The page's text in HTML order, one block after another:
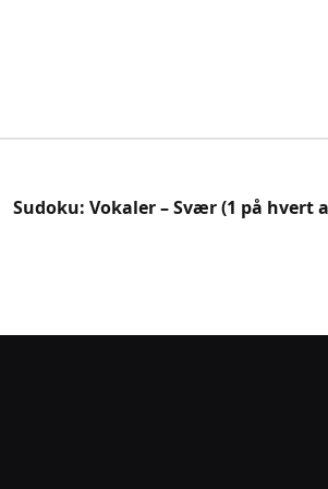
Sudoku: Vokaler – Svær (1 på hvert